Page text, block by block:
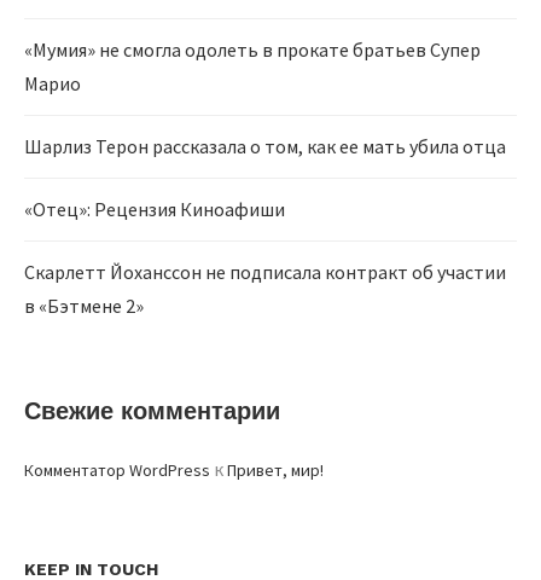
«Мумия» не смогла одолеть в прокате братьев Супер
Марио
Шарлиз Терон рассказала о том, как ее мать убила отца
«Отец»: Рецензия Киноафиши
Скарлетт Йоханссон не подписала контракт об участии
в «Бэтмене 2»
Свежие комментарии
Комментатор WordPress кПривет, мир!
KEEP IN TOUCH